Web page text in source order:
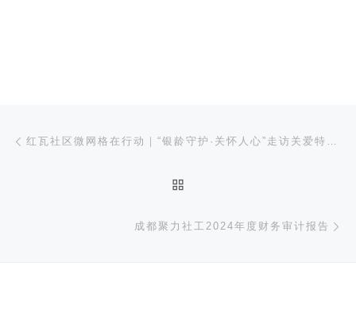
文章导航 红瓦社区微网格在行动｜“银龄守护·关怀人心”走访关爱特殊人群活动
成都聚力社工2024年度财务审计报告